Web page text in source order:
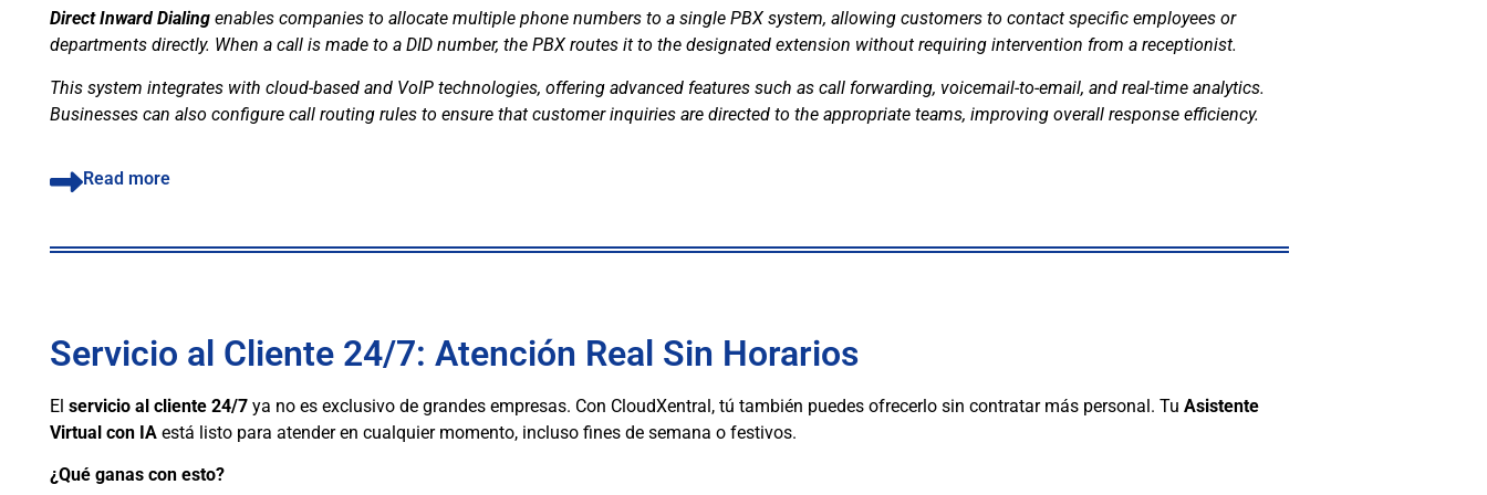
Direct Inward Dialing enables companies to allocate multiple phone numbers to a single PBX system, allowing customers to contact specific employees or
departments directly. When a call is made to a DID number, the PBX routes it to the designated extension without requiring intervention from a receptionist.
This system integrates with cloud-based and VoIP technologies, offering advanced features such as call forwarding, voicemail-to-email, and real-time analytics.
Businesses can also configure call routing rules to ensure that customer inquiries are directed to the appropriate teams, improving overall response efficiency.
Read more
Servicio al Cliente 24/7: Atención Real Sin Horarios
El servicio al cliente 24/7 ya no es exclusivo de grandes empresas. Con CloudXentral, tú también puedes ofrecerlo sin contratar más personal. Tu Asistente
Virtual con IA está listo para atender en cualquier momento, incluso fines de semana o festivos.
¿Qué ganas con esto?